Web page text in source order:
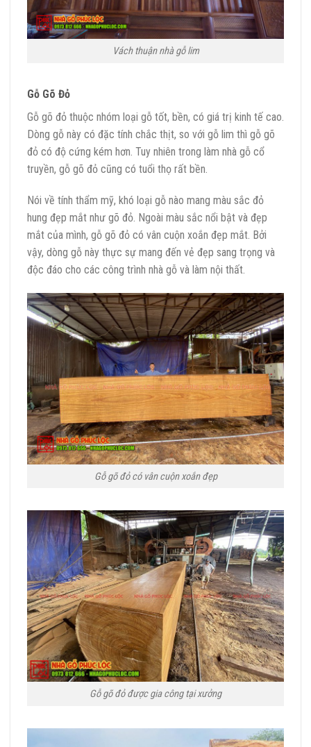
Vách thuận nhà gỗ lim
Gỗ Gõ Đỏ
Gỗ gõ đỏ thuộc nhóm loại gỗ tốt, bền, có giá trị kinh tế cao.
Dòng gỗ này có đặc tính chắc thịt, so với gỗ lim thì gỗ gõ
đỏ có độ cứng kém hơn. Tuy nhiên trong làm nhà gỗ cổ
truyền, gỗ gõ đỏ cũng có tuổi thọ rất bền.
Nói về tính thẩm mỹ, khó loại gỗ nào mang màu sắc đỏ
hung đẹp mắt như gõ đỏ. Ngoài màu sắc nổi bật và đẹp
mắt của mình, gỗ gõ đỏ có vân cuộn xoắn đẹp mắt. Bởi
vậy, dòng gỗ này thực sự mang đến vẻ đẹp sang trọng và
độc đáo cho các công trình nhà gỗ và làm nội thất.
Gỗ gõ đỏ có vân cuộn xoắn đẹp
Gỗ gõ đỏ được gia công tại xưởng